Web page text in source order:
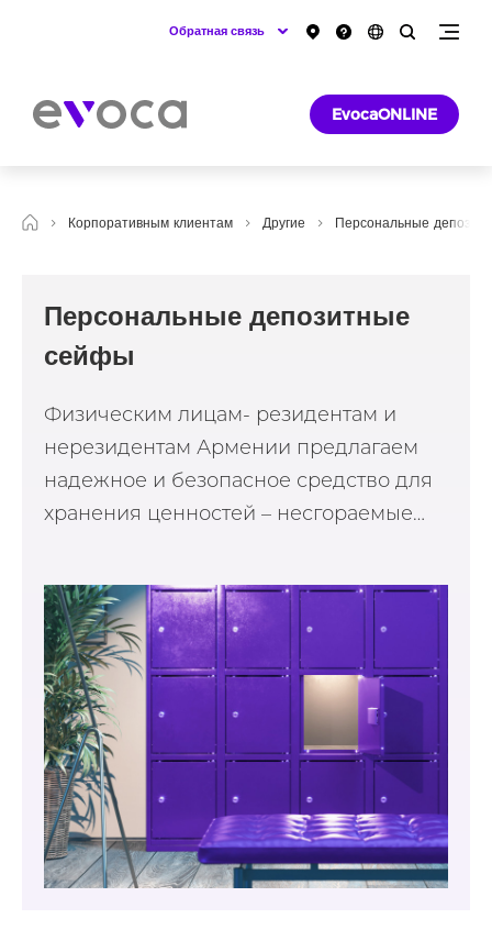
Обратная связь
EvocaONLINE
Корпоративным клиентам Другие Персональные
Персональные депозитные
сейфы
Физическим лицам- резидентам и
нерезидентам Армении предлагаем
надежное и безопасное средство для
хранения ценностей – несгораемые…